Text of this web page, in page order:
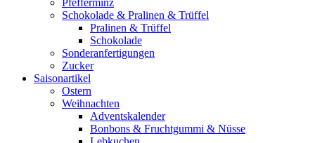
Pfefferminz
Schokolade & Pralinen & Trüffel
Pralinen & Trüffel
Schokolade
Sonderanfertigungen
Zucker
Saisonartikel
Ostern
Weihnachten
Adventskalender
Bonbons & Fruchtgummi & Nüsse